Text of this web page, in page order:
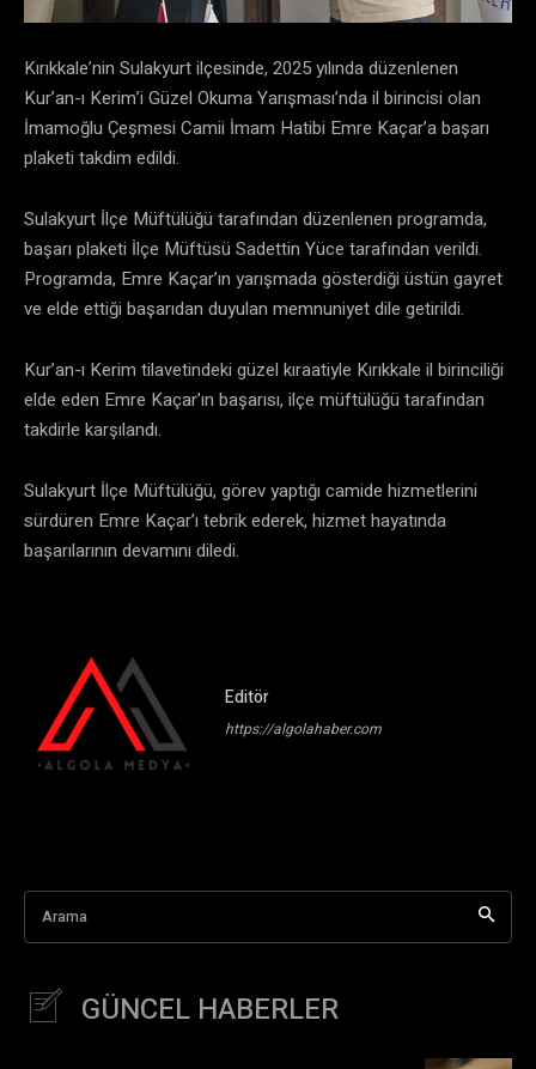
Kırıkkale’nin Sulakyurt ilçesinde, 2025 yılında düzenlenen
Kur’an-ı Kerim’i Güzel Okuma Yarışması’nda il birincisi olan
İmamoğlu Çeşmesi Camii İmam Hatibi Emre Kaçar’a başarı
plaketi takdim edildi.
Sulakyurt İlçe Müftülüğü tarafından düzenlenen programda,
başarı plaketi İlçe Müftüsü Sadettin Yüce tarafından verildi.
Programda, Emre Kaçar’ın yarışmada gösterdiği üstün gayret
ve elde ettiği başarıdan duyulan memnuniyet dile getirildi.
Kur’an-ı Kerim tilavetindeki güzel kıraatiyle Kırıkkale il birinciliği
elde eden Emre Kaçar’ın başarısı, ilçe müftülüğü tarafından
takdirle karşılandı.
Sulakyurt İlçe Müftülüğü, görev yaptığı camide hizmetlerini
sürdüren Emre Kaçar’ı tebrik ederek, hizmet hayatında
başarılarının devamını diledi.
Editör
https://algolahaber.com
Arama
GÜNCEL HABERLER